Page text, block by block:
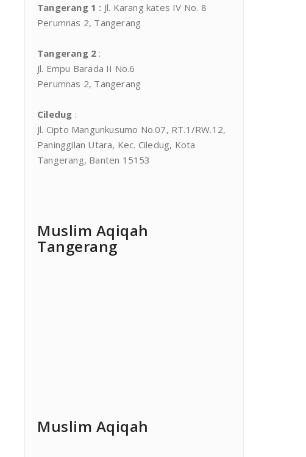
Tangerang 1 : Jl. Karang kates IV No. 8
Perumnas 2, Tangerang
Tangerang 2 :
Jl. Empu Barada II No.6
Perumnas 2, Tangerang
Ciledug :
Jl. Cipto Mangunkusumo No.07, RT.1/RW.12,
Paninggilan Utara, Kec. Ciledug, Kota
Tangerang, Banten 15153
Muslim Aqiqah
Tangerang
Muslim Aqiqah